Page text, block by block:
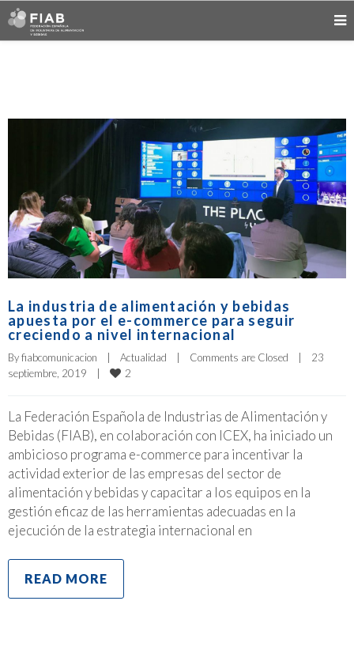
La industria de alimentación y bebidas
apuesta por el e-commerce para seguir
creciendo a nivel internacional
By fiabcomunicacion | Actualidad | Comments are Closed |
23
septiembre, 2019
| 2
La Federación Española de Industrias de Alimentación y
Bebidas (FIAB), en colaboración con ICEX, ha iniciado un
ambicioso programa e-commerce para incentivar la
actividad exterior de las empresas del sector de
alimentación y bebidas y capacitar a los equipos en la
gestión eficaz de las herramientas adecuadas en la
ejecución de la estrategia internacional en
READ MORE